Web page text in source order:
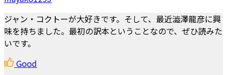
ジャン・コクトーが大好きです。そして、最近澁澤龍彦に興
味を持ちました。最初の訳本ということなので、ぜひ読みた
いです。
Good